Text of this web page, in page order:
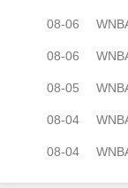
08-06
08-06
08-05
08-04
08-04